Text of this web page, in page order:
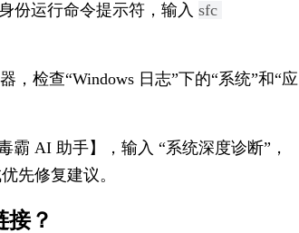
份运行命令提示符，输入 sfc
，检查“Windows 日志”下的“系统”和“应
霸 AI 助手】，输入 “系统深度诊断”，
先修复建议。
接？